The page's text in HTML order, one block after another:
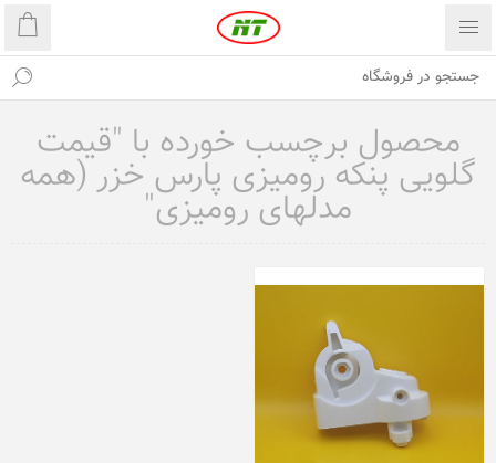
محصول برچسب خورده با "قیمت
گلویی پنکه رومیزی پارس خزر (همه
مدلهای رومیزی"